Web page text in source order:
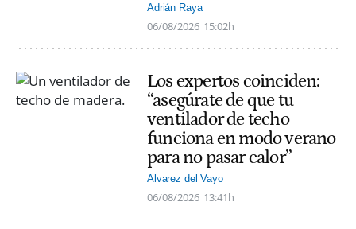
Adrián Raya
06/08/2026 15:02h
Los expertos coinciden:
“asegúrate de que tu
ventilador de techo
funciona en modo verano
para no pasar calor”
Alvarez del Vayo
06/08/2026 13:41h